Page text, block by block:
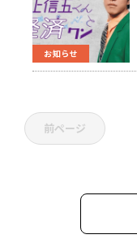
お知らせ
前ページ